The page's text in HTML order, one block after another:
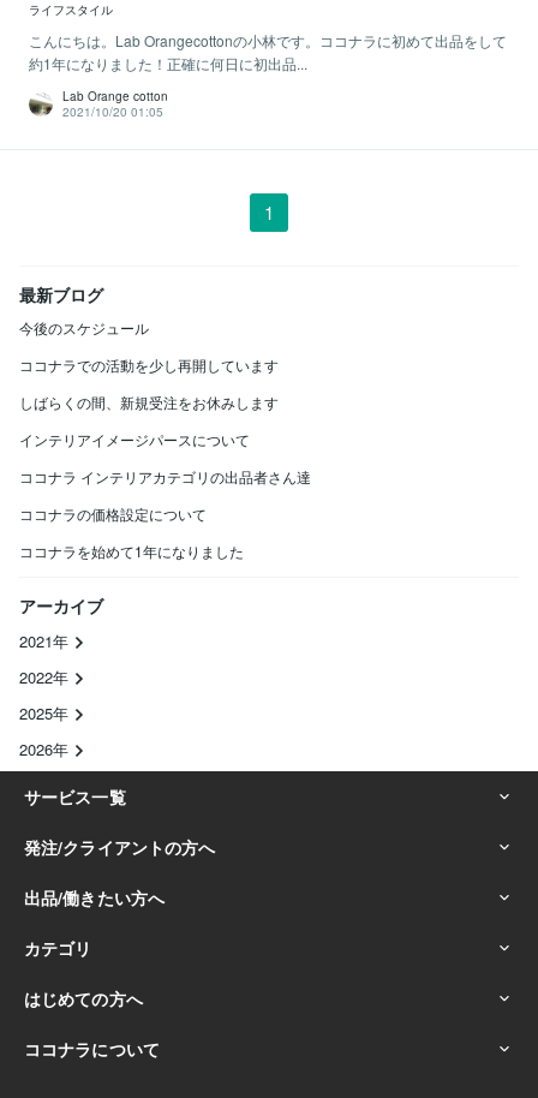
ライフスタイル
こんにちは。Lab Orangecottonの小林です。ココナラに初めて出品をして
約1年になりました！正確に何日に初出品...
Lab Orange cotton
2021/10/20 01:05
1
最新ブログ
今後のスケジュール
ココナラでの活動を少し再開しています
しばらくの間、新規受注をお休みします
インテリアイメージパースについて
ココナラ インテリアカテゴリの出品者さん達
ココナラの価格設定について
ココナラを始めて1年になりました
アーカイブ
2021年
2022年
2025年
2026年